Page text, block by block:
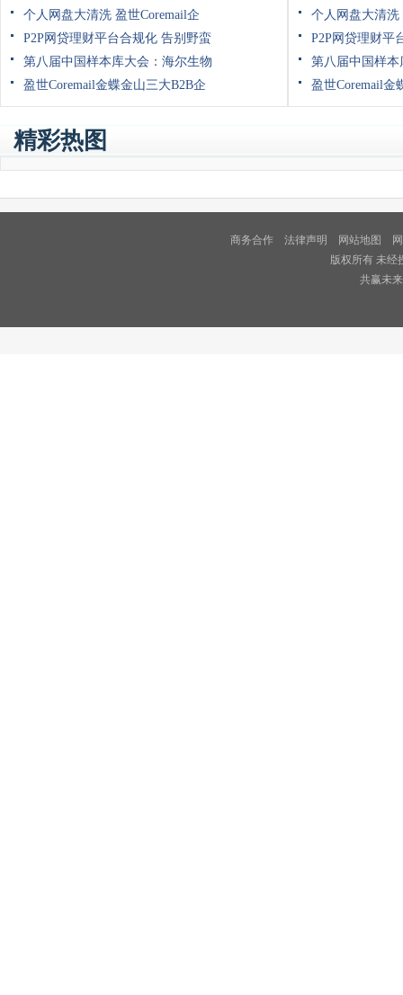
个人网盘大清洗 盈世Coremail企
P2P网贷理财平台合规化 告别野蛮
第八届中国样本库大会：海尔生物
盈世Coremail金蝶金山三大B2B企
个人网盘大清洗
P2P网贷理财平
第八届中国样
盈世Coremail金
精彩热图
商务合作 法律声明 网站地图
版权所有 未经
共赢未